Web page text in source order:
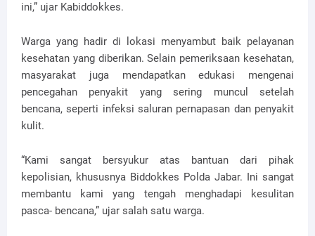
ini,” ujar Kabiddokkes.
Warga yang hadir di lokasi menyambut baik pelayanan
kesehatan yang diberikan. Selain pemeriksaan kesehatan,
masyarakat juga mendapatkan edukasi mengenai
pencegahan penyakit yang sering muncul setelah
bencana, seperti infeksi saluran pernapasan dan penyakit
kulit.
“Kami sangat bersyukur atas bantuan dari pihak
kepolisian, khususnya Biddokkes Polda Jabar. Ini sangat
membantu kami yang tengah menghadapi kesulitan
pasca- bencana,” ujar salah satu warga.